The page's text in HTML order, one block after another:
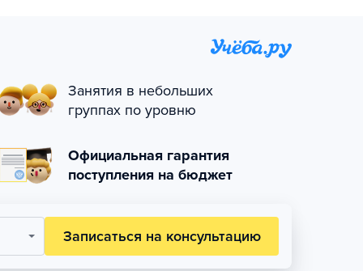
Занятия в небольших
группах по уровню
Официальная гарантия
поступления на бюджет
Записаться на консультацию